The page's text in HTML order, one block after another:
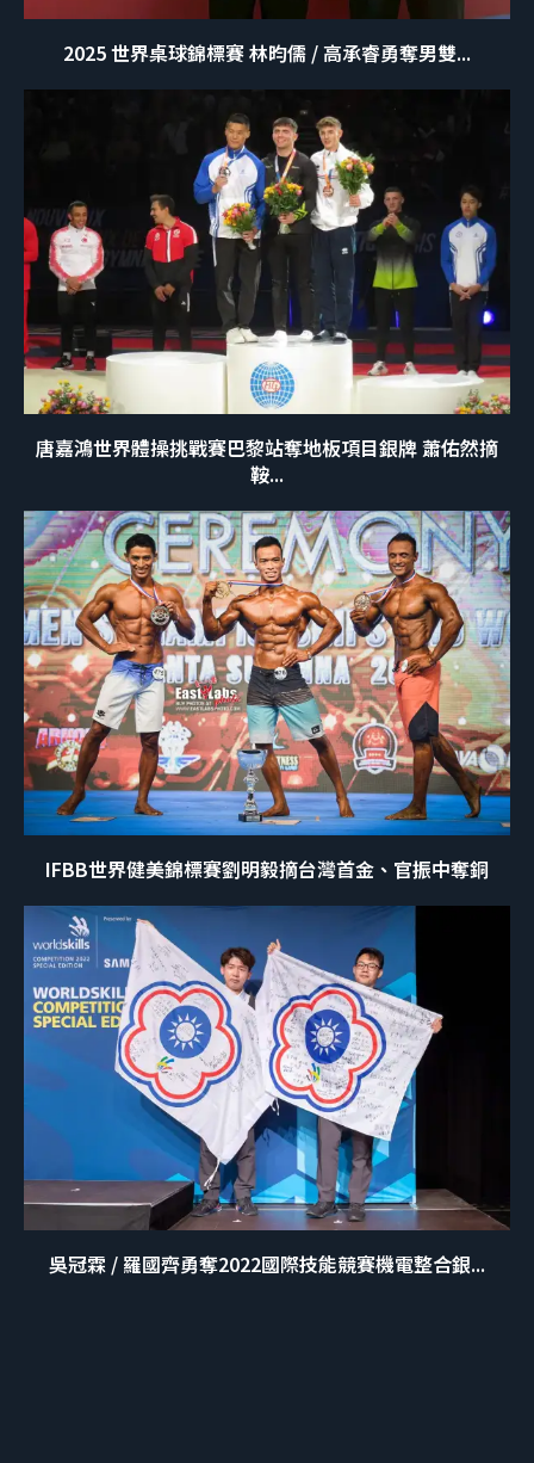
2025 世界桌球錦標賽 林昀儒 / 高承睿勇奪男雙...
唐嘉鴻世界體操挑戰賽巴黎站奪地板項目銀牌 蕭佑然摘
鞍...
IFBB世界健美錦標賽劉明毅摘台灣首金、官振中奪銅
吳冠霖 / 羅國齊勇奪2022國際技能競賽機電整合銀...